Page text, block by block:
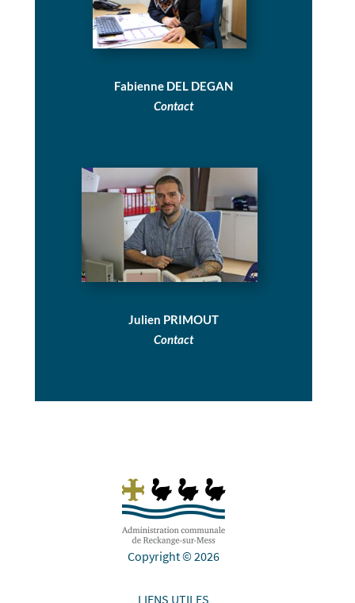
Fabienne DEL DEGAN
Contact
Julien PRIMOUT
Contact
Copyright © 2026
LIENS UTILES